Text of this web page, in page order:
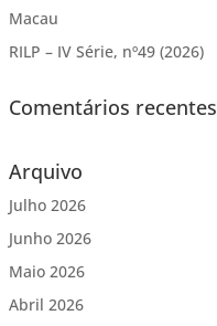
Macau
RILP – IV Série, nº49 (2026)
Comentários recentes
Arquivo
Julho 2026
Junho 2026
Maio 2026
Abril 2026